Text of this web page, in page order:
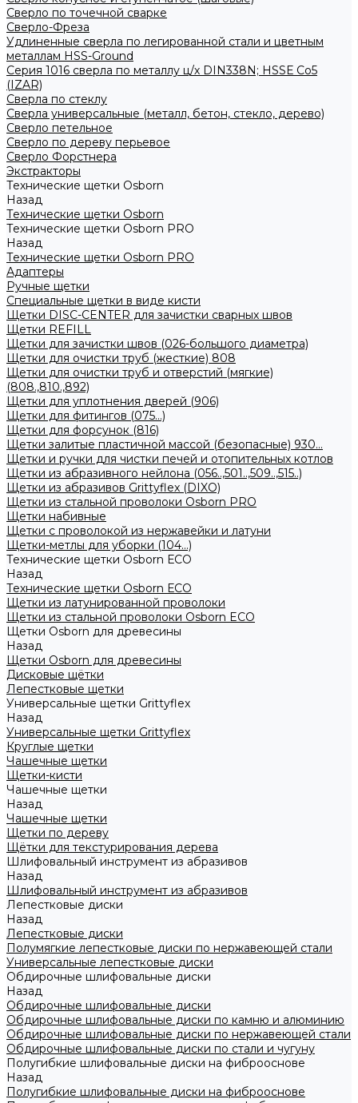
Сверло по точечной сварке
Сверло-Фреза
Удлиненные сверла по легированной стали и цветным
металлам HSS-Ground
Серия 1016 сверла по металлу ц/х DIN338N; HSSЕ Со5
(IZAR)
Сверла по стеклу
Сверла универсальные (металл, бетон, стекло, дерево)
Сверло петельное
Сверло по дереву перьевое
Сверло Форстнера
Экстракторы
Технические щетки Osborn
Назад
Технические щетки Osborn
Технические щетки Osborn PRO
Назад
Технические щетки Osborn PRO
Адаптеры
Ручные щетки
Специальные щетки в виде кисти
Щетки DISC-CENTER для зачистки сварных швов
Щетки REFILL
Щетки для зачистки швов (026-большого диаметра)
Щетки для очистки труб (жесткие) 808
Щетки для очистки труб и отверстий (мягкие)
(808.,810.,892)
Щетки для уплотнения дверей (906)
Щетки для фитингов (075...)
Щетки для форсунок (816)
Щетки залитые пластичной массой (безопасные) 930...
Щетки и ручки для чистки печей и отопительных котлов
Щетки из абразивного нейлона (056..,501..,509..,515..)
Щетки из абразивов Grittyflex (DIXO)
Щетки из стальной проволоки Osborn PRO
Щетки набивные
Щетки с проволокой из нержавейки и латуни
Щетки-метлы для уборки (104...)
Технические щетки Osborn ЕСО
Назад
Технические щетки Osborn ЕСО
Щетки из латунированной проволоки
Щетки из стальной проволоки Osborn ECO
Щетки Osborn для древесины
Назад
Щетки Osborn для древесины
Дисковые щётки
Лепестковые щетки
Универсальные щетки Grittyflex
Назад
Универсальные щетки Grittyflex
Круглые щетки
Чашечные щетки
Щетки-кисти
Чашечные щетки
Назад
Чашечные щетки
Щетки по дереву
Щётки для текстурирования дерева
Шлифовальный инструмент из абразивов
Назад
Шлифовальный инструмент из абразивов
Лепестковые диски
Назад
Лепестковые диски
Полумягкие лепестковые диски по нержавеющей стали
Универсальные лепестковые диски
Обдирочные шлифовальные диски
Назад
Обдирочные шлифовальные диски
Обдирочные шлифовальные диски по камню и алюминию
Обдирочные шлифовальные диски по нержавеющей стали
Обдирочные шлифовальные диски по стали и чугуну
Полугибкие шлифовальные диски на фиброоснове
Назад
Полугибкие шлифовальные диски на фиброоснове